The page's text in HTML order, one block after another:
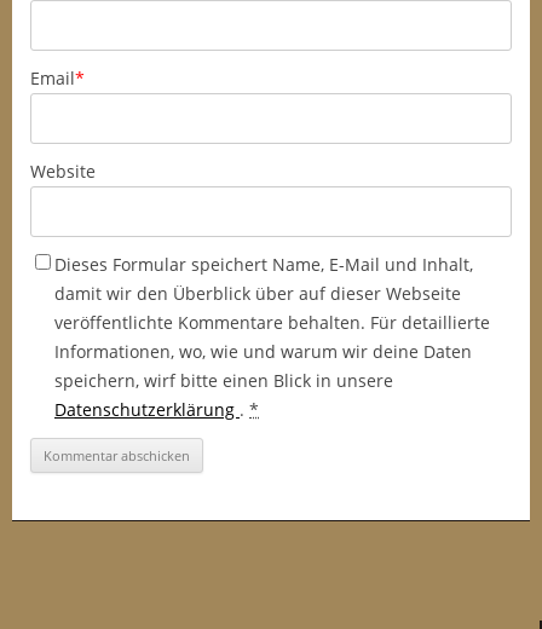
Email*
Website
Dieses Formular speichert Name, E-Mail und Inhalt,
damit wir den Überblick über auf dieser Webseite
veröffentlichte Kommentare behalten. Für detaillierte
Informationen, wo, wie und warum wir deine Daten
speichern, wirf bitte einen Blick in unsere
Datenschutzerklärung . *